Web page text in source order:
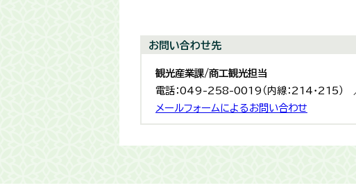
お問い合わせ先
観光産業課/商工観光担当
電話：049-258-0019（内線：214・215
メールフォームによるお問い合わせ